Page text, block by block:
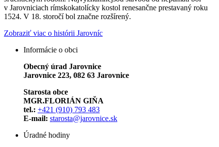
v Jarovniciach rímskokatolícky kostol renesančne prestavaný roku
1524. V 18. storočí bol značne rozšírený.
Zobraziť viac o histórii Jarovníc
Informácie o obci
Obecný úrad Jarovnice
Jarovnice 223, 082 63 Jarovnice
Starosta obce
MGR.FLORIÁN GIŇA
tel.: +421 (910) 793 483
E-mail: starosta@jarovnice.sk
Úradné hodiny